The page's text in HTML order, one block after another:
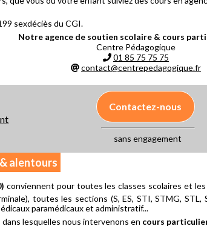
sexdéciès du CGI.
Notre agence de soutien scolaire & cours
Centre Pédagogique
01 85 75 75 75
contact@centrepedagogique.fr
Contactez-nous
sans engagement
alentours
conviennent pour toutes les classes scolaires et les
toutes les sections (S, ES, STI, STMG,
paramédicaux et administratif...
dans lesquelles nous intervenons en cours